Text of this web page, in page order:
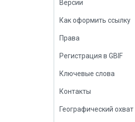
Версии
Как оформить ссылку
Права
Регистрация в GBIF
Ключевые слова
Контакты
Географический охват